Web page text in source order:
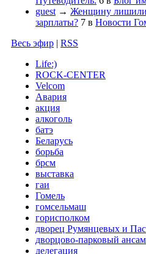
guest → Женщину лишили
зарплаты? 7 в Новости
Весь эфир | RSS
Life:)
ROCK-CENTER
Velcom
Авария
акция
алкоголь
батэ
Беларусь
борьба
брсм
выставка
гаи
Гомель
гомсельмаш
горисполком
дворец Румянцевых и
дворцово-парковый
делегация